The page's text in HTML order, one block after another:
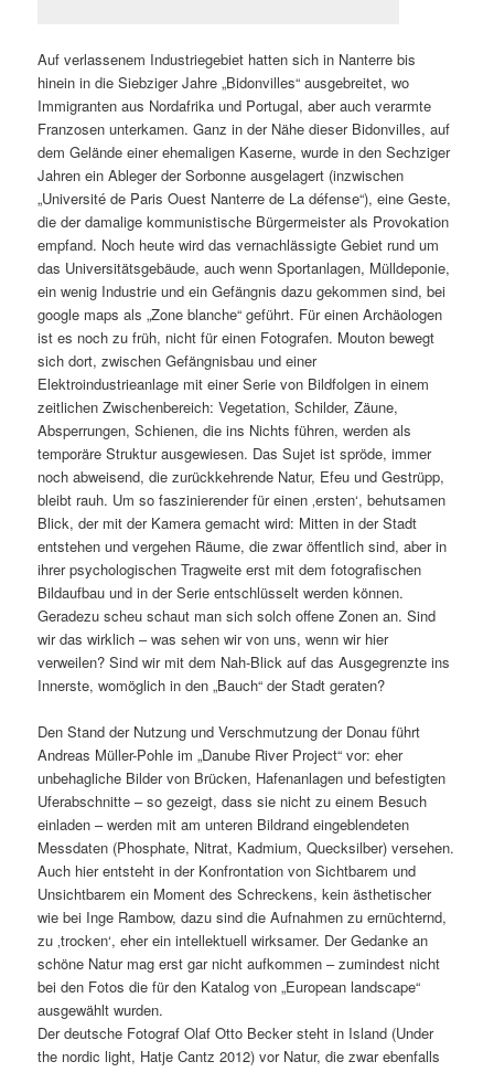
Auf verlassenem Industriegebiet hatten sich in Nanterre bis
hinein in die Siebziger Jahre „Bidonvilles“ ausgebreitet, wo
Immigranten aus Nordafrika und Portugal, aber auch verarmte
Franzosen unterkamen. Ganz in der Nähe dieser Bidonvilles, auf
dem Gelände einer ehemaligen Kaserne, wurde in den Sechziger
Jahren ein Ableger der Sorbonne ausgelagert (inzwischen
„Université de Paris Ouest Nanterre de La défense“), eine Geste,
die der damalige kommunistische Bürgermeister als Provokation
empfand. Noch heute wird das vernachlässigte Gebiet rund um
das Universitätsgebäude, auch wenn Sportanlagen, Mülldeponie,
ein wenig Industrie und ein Gefängnis dazu gekommen sind, bei
google maps als „Zone blanche“ geführt. Für einen Archäologen
ist es noch zu früh, nicht für einen Fotografen. Mouton bewegt
sich dort, zwischen Gefängnisbau und einer
Elektroindustrieanlage mit einer Serie von Bildfolgen in einem
zeitlichen Zwischenbereich: Vegetation, Schilder, Zäune,
Absperrungen, Schienen, die ins Nichts führen, werden als
temporäre Struktur ausgewiesen. Das Sujet ist spröde, immer
noch abweisend, die zurückkehrende Natur, Efeu und Gestrüpp,
bleibt rauh. Um so faszinierender für einen ‚ersten‘, behutsamen
Blick, der mit der Kamera gemacht wird: Mitten in der Stadt
entstehen und vergehen Räume, die zwar öffentlich sind, aber in
ihrer psychologischen Tragweite erst mit dem fotografischen
Bildaufbau und in der Serie entschlüsselt werden können.
Geradezu scheu schaut man sich solch offene Zonen an. Sind
wir das wirklich – was sehen wir von uns, wenn wir hier
verweilen? Sind wir mit dem Nah-Blick auf das Ausgegrenzte ins
Innerste, womöglich in den „Bauch“ der Stadt geraten?
Den Stand der Nutzung und Verschmutzung der Donau führt
Andreas Müller-Pohle im „Danube River Project“ vor: eher
unbehagliche Bilder von Brücken, Hafenanlagen und befestigten
Uferabschnitte – so gezeigt, dass sie nicht zu einem Besuch
einladen – werden mit am unteren Bildrand eingeblendeten
Messdaten (Phosphate, Nitrat, Kadmium, Quecksilber) versehen.
Auch hier entsteht in der Konfrontation von Sichtbarem und
Unsichtbarem ein Moment des Schreckens, kein ästhetischer
wie bei Inge Rambow, dazu sind die Aufnahmen zu ernüchternd,
zu ‚trocken‘, eher ein intellektuell wirksamer. Der Gedanke an
schöne Natur mag erst gar nicht aufkommen – zumindest nicht
bei den Fotos die für den Katalog von „European landscape“
ausgewählt wurden.
Der deutsche Fotograf Olaf Otto Becker steht in Island (Under
the nordic light, Hatje Cantz 2012) vor Natur, die zwar ebenfalls